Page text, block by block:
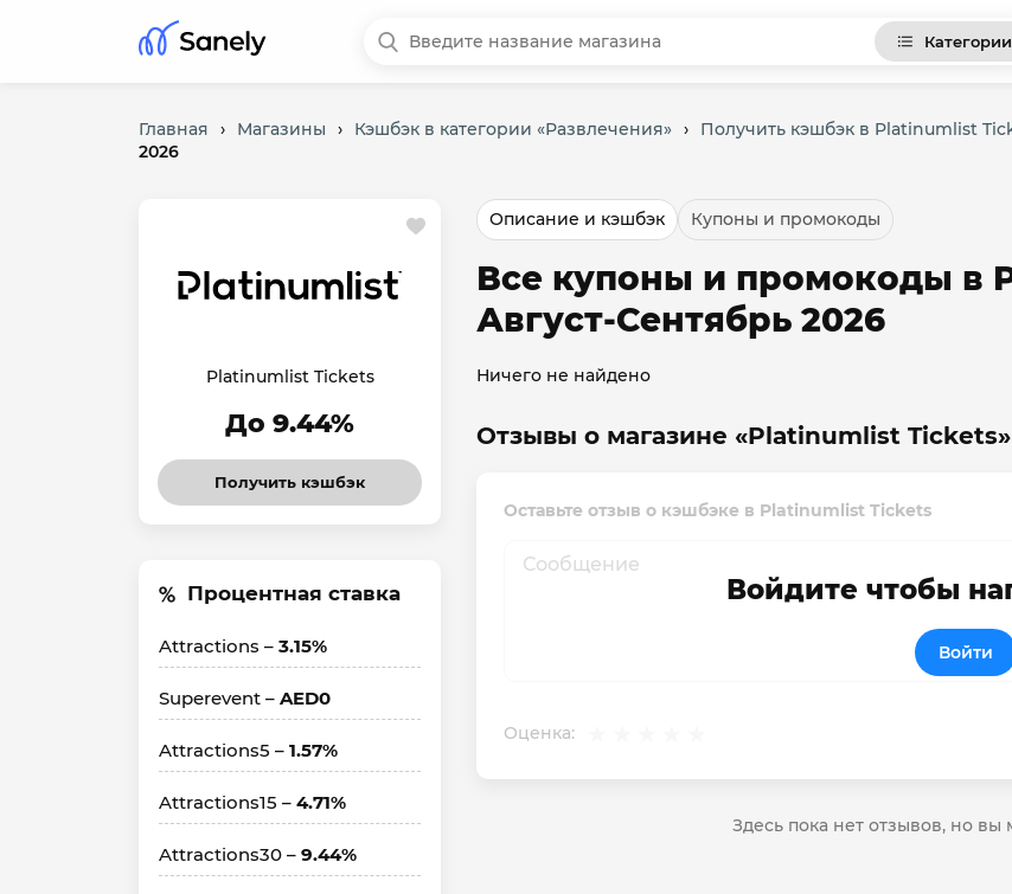
Категории
Главная › Магазины › Кэшбэк в категории «Развлечения» › Получить кэшбэк в Platinumlist
2026
Platinumlist Tickets
До 9.44%
Получить кэшбэк
Процентная ставка
Attractions – 3.15%
Superevent – AED0
Attractions5 – 1.57%
Attractions15 – 4.71%
Attractions30 – 9.44%
Описание и кэшбэк Купоны и промокоды
Все купоны и промокоды в
Август-Сентябрь 2026
Ничего не найдено
Отзывы о магазине «Platinumlist Tickets»
Оставьте отзыв о кэшбэке в Platinumlist Tickets
Оценка:
Войдите чтобы
Войти
Здесь пока нет отзывов, но вы